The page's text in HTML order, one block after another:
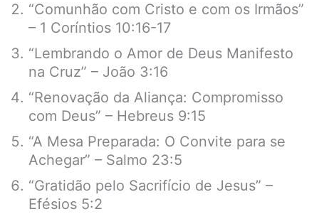
“Comunhão com Cristo e com os Irmãos”
– 1 Coríntios 10:16-17
“Lembrando o Amor de Deus Manifesto
na Cruz” – João 3:16
“Renovação da Aliança: Compromisso
com Deus” – Hebreus 9:15
“A Mesa Preparada: O Convite para se
Achegar” – Salmo 23:5
“Gratidão pelo Sacrifício de Jesus” –
Efésios 5:2